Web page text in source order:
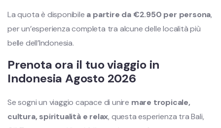
La quota è disponibile a partire da €2.950 per persona,
per un’esperienza completa tra alcune delle località più
belle dell’Indonesia.
Prenota ora il tuo viaggio in
Indonesia Agosto 2026
Se sogni un viaggio capace di unire mare tropicale,
cultura, spiritualità e relax, questa esperienza tra Bali,